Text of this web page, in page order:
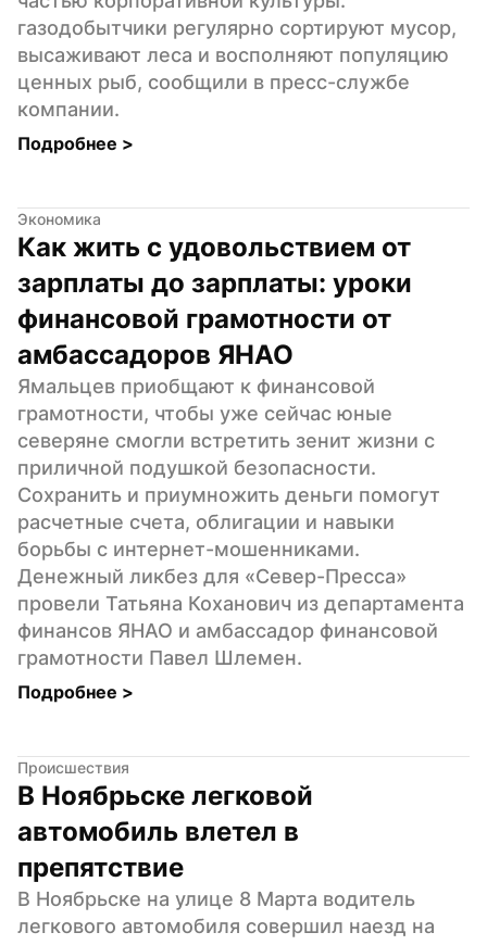
газодобытчики регулярно сортируют мусор,
высаживают леса и восполняют популяцию
ценных рыб, сообщили в пресс-службе
компании.
Подробнее >
Экономика
Как жить с удовольствием от
зарплаты до зарплаты: уроки
финансовой грамотности от
амбассадоров ЯНАО
Ямальцев приобщают к финансовой
грамотности, чтобы уже сейчас юные
северяне смогли встретить зенит жизни с
приличной подушкой безопасности.
Сохранить и приумножить деньги помогут
расчетные счета, облигации и навыки
борьбы с интернет-мошенниками.
Денежный ликбез для «Север-Пресса»
провели Татьяна Коханович из департамента
финансов ЯНАО и амбассадор финансовой
грамотности Павел Шлемен.
Подробнее >
Происшествия
В Ноябрьске легковой
автомобиль влетел в
препятствие
В Ноябрьске на улице 8 Марта водитель
легкового автомобиля совершил наезд на